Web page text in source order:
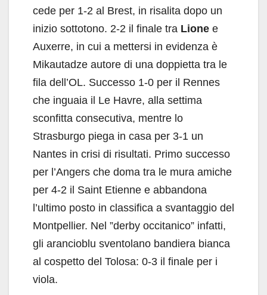
cede per 1-2 al Brest, in risalita dopo un
inizio sottotono. 2-2 il finale tra Lione e
Auxerre, in cui a mettersi in evidenza è
Mikautadze autore di una doppietta tra le
fila dell’OL. Successo 1-0 per il Rennes
che inguaia il Le Havre, alla settima
sconfitta consecutiva, mentre lo
Strasburgo piega in casa per 3-1 un
Nantes in crisi di risultati. Primo successo
per l’Angers che doma tra le mura amiche
per 4-2 il Saint Etienne e abbandona
l’ultimo posto in classifica a svantaggio del
Montpellier. Nel ”derby occitanico” infatti,
gli arancioblu sventolano bandiera bianca
al cospetto del Tolosa: 0-3 il finale per i
viola.